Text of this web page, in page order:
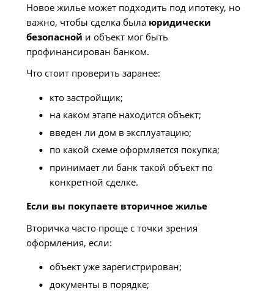
Новое жилье может подходить под ипотеку, но
важно, чтобы сделка была юридически
безопасной и объект мог быть
профинансирован банком.
Что стоит проверить заранее:
кто застройщик;
на каком этапе находится объект;
введен ли дом в эксплуатацию;
по какой схеме оформляется покупка;
принимает ли банк такой объект по
конкретной сделке.
Если вы покупаете вторичное жилье
Вторичка часто проще с точки зрения
оформления, если:
объект уже зарегистрирован;
документы в порядке;